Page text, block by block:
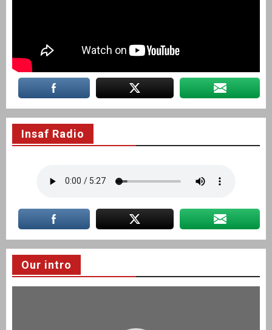
Insaf Radio
Our intro